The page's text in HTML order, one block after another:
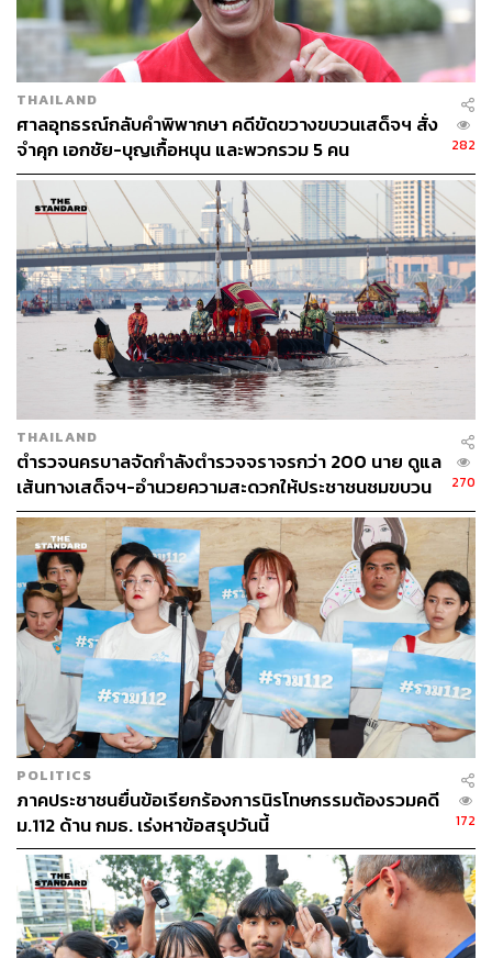
640
ABOUT THE AUTHOR
THE STANDARD TEAM
กองบรรณาธิการ THE STANDARD
ABOUT THE PHOTOGRAPHER
ฐานิส สุดโต
บรรณาธิการภาพ ประจำสำนักข่าว THE
STANDARD
THAILAND
ศาลอุทธรณ์กลับคำพิพากษา คดีขัดขวางขบวนเสด็จฯ สั่ง
จำคุก เอกชัย-บุญเกื้อหนุน และพวกรวม 5 คน
282
THAILAND
ตำรวจนครบาลจัดกำลังตำรวจจราจรกว่า 200 นาย ดูแล
เส้นทางเสด็จฯ-อำนวยความสะดวกให้ประชาชนชมขบวน
พยุหยาตราทางชลมารคพรุ่งนี้
270
POLITICS
ภาคประชาชนยื่นข้อเรียกร้องการนิรโทษกรรมต้องรวมคดี
ม.112 ด้าน กมธ. เร่งหาข้อสรุปวันนี้
172